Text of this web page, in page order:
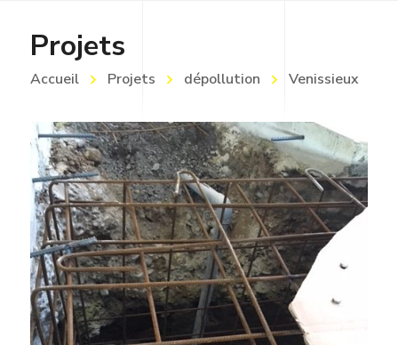
Projets
Accueil Projets dépollution Venissieux